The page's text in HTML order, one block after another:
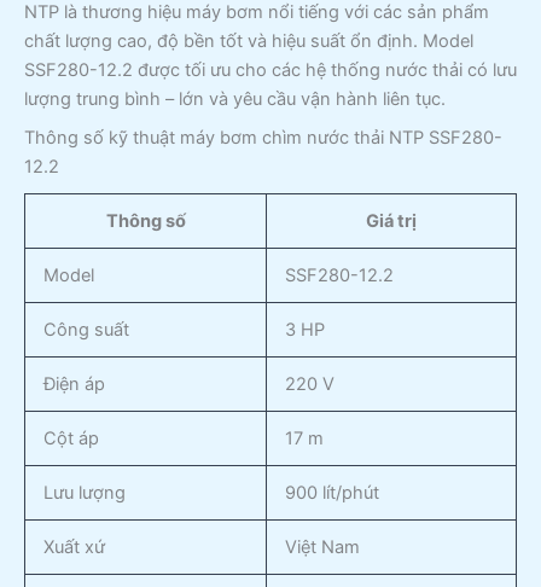
NTP là thương hiệu máy bơm nổi tiếng với các sản phẩm
chất lượng cao, độ bền tốt và hiệu suất ổn định. Model
SSF280-12.2 được tối ưu cho các hệ thống nước thải có lưu
lượng trung bình – lớn và yêu cầu vận hành liên tục.
Thông số kỹ thuật máy bơm chìm nước thải NTP SSF280-
12.2
Thông số Giá trị
Model SSF280-12.2
Công suất 3 HP
Điện áp 220 V
Cột áp 17 m
Lưu lượng 900 lít/phút
Xuất xứ Việt Nam